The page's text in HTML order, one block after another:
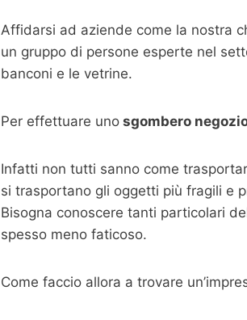
Affidarsi ad aziende come la nostra
un gruppo di persone esperte nel
banconi e le vetrine.
Per effettuare uno sgombero
Infatti non tutti sanno come
si trasportano gli oggetti più fragili e
Bisogna conoscere tanti particolari
spesso meno faticoso.
Come faccio allora a trovare